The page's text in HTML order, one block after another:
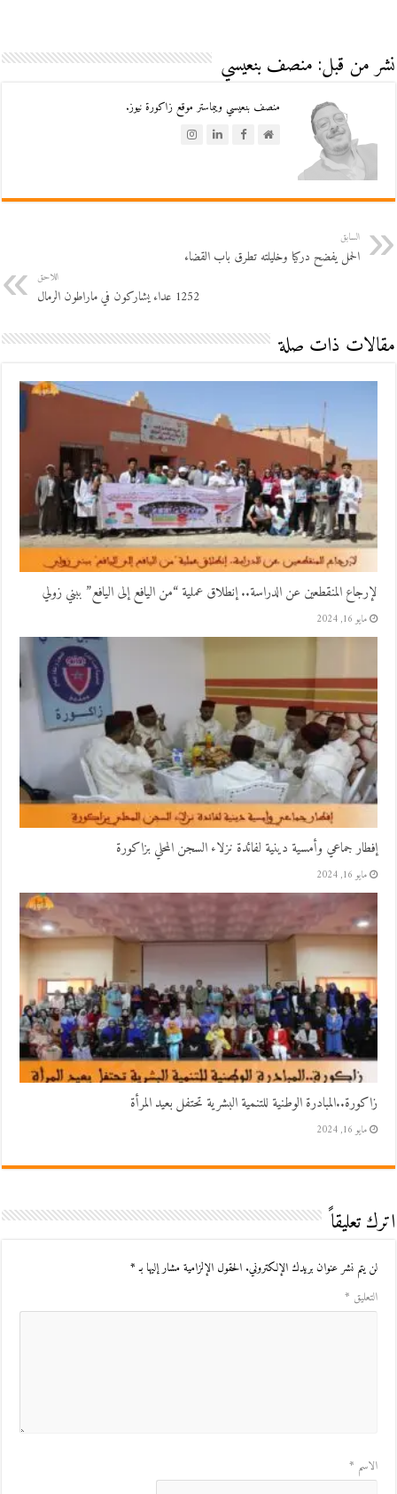
نشر من قبل: منصف بنعيسي
منصف بنعيسي ويبماستر موقع زاكورة نيوز.
السابق
الحمل يفضح دركيا وخليلته تطرق باب القضاء
اللاحق
1252 عداء يشاركون في ماراطون الرمال
مقالات ذات صلة
لإرجاع المنقطعين عن الدراسة.. إنطلاق عملية “من اليافع إلى اليافع” ببني زولي
مايو 16, 2024
إفطار جماعي وأمسية دينية لفائدة نزلاء السجن المحلي بزاكورة
مايو 16, 2024
زاكورة..المبادرة الوطنية للتنمية البشرية تحتفل بعيد المرأة
مايو 16, 2024
اترك تعليقاً
لن يتم نشر عنوان بريدك الإلكتروني. الحقول الإلزامية مشار إليها بـ*
التعليق *
الاسم *